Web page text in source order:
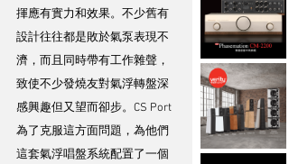
揮應有實力和效果。不少舊有
設計往往都是敗於氣泵表現不
濟，而且同時帶有工作雜聲，
致使不少發燒友對氣浮轉盤深
感興趣但又望而卻步。CS Port
為了克服這方面問題，為他們
這套氣浮唱盤系統配置了一個